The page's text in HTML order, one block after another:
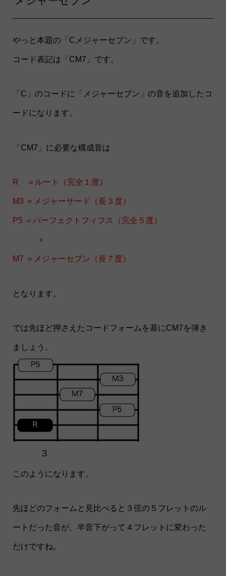
やっと本題の「Cメジャーセブン」です。
コード表記は「CM7」です。
「C」のコードに「メジャーセブン」の音を追加したコ
ードになります。
「CM7」に必要な構成音は
R ＝ルート（完全１度）
M3 ＝メジャーサード（長３度）
P5 ＝パーフェクトフィフス（完全５度）
＋
M7 ＝メジャーセブン（長７度）
となります。
では先ほど押さえたコードフォームを基にCM7を弾き
ましょう。
３
このようになります。
先ほどのフォームと見比べると３弦の５フレットのル
ートだった音が、半音下がって４フレットに変わった
だけですね。